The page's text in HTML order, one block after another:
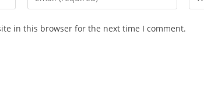
your
in this browser for the next time I comment.